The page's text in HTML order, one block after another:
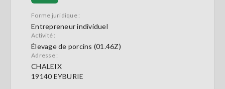
Forme juridique :
Entrepreneur individuel
Activité :
Élevage de porcins (01.46Z)
Adresse :
CHALEIX
19140 EYBURIE